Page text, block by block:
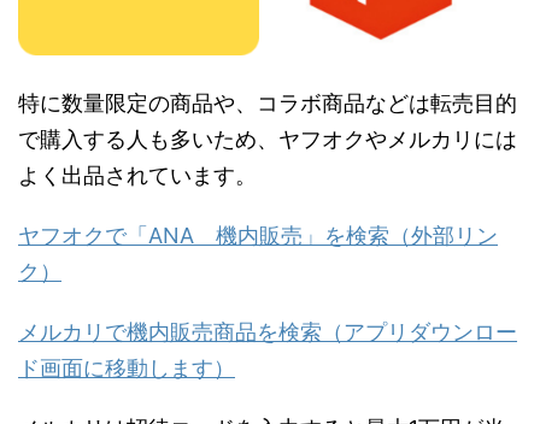
特に数量限定の商品や、コラボ商品などは転売目的
で購入する人も多いため、ヤフオクやメルカリには
よく出品されています。
ヤフオクで「ANA 機内販売」を検索（外部リン
ク）
メルカリで機内販売商品を検索（アプリダウンロー
ド画面に移動します）